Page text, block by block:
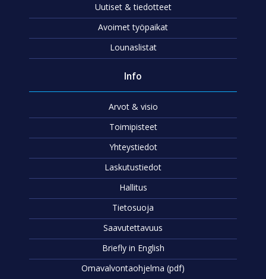
Uutiset & tiedotteet
Avoimet työpaikat
Lounaslistat
Info
Arvot & visio
Toimipisteet
Yhteystiedot
Laskutustiedot
Hallitus
Tietosuoja
Saavutettavuus
Briefly in English
Omavalvontaohjelma (pdf)